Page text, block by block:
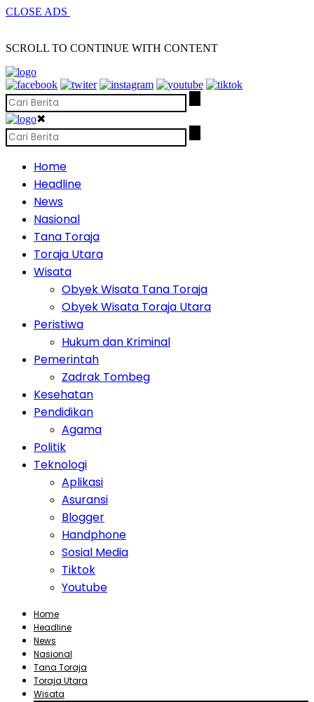
CLOSE ADS
SCROLL TO CONTINUE WITH CONTENT
✖
Home
Headline
News
Nasional
Tana Toraja
Toraja Utara
Wisata
Obyek Wisata Tana Toraja
Obyek Wisata Toraja Utara
Peristiwa
Hukum dan Kriminal
Pemerintah
Zadrak Tombeg
Kesehatan
Pendidikan
Agama
Politik
Teknologi
Aplikasi
Asuransi
Blogger
Handphone
Sosial Media
Tiktok
Youtube
Home
Headline
News
Nasional
Tana Toraja
Toraja Utara
Wisata